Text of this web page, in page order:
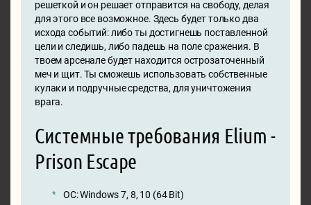
решеткой и он решает отправится на свободу, делая
для этого все возможное. Здесь будет только два
исхода событий: либо ты достигнешь поставленной
цели и следишь, либо падешь на поле сражения. В
твоем арсенале будет находится острозаточенный
меч и щит. Ты сможешь использовать собственные
кулаки и подручные средства, для уничтожения
врага.
Системные требования Elium -
Prison Escape
ОС: Windows 7, 8, 10 (64 Bit)